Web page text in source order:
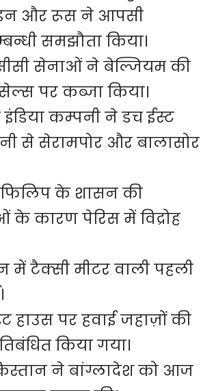
और रूस ने आपसी
समझौता किया।
सेनाओं ने बेल्जियम की
पर कब्जा किया।
इंडिया कम्पनी ने डच ईस्ट
से सेरामपोर और बालासोर
फिलिप के शासन की
कारण पेरिस में विद्रोह
में टैक्सी मीटर वाली पहली
हाउस पर हवाई जहाज़ों की
किया गया।
ने बांग्लादेश को आज